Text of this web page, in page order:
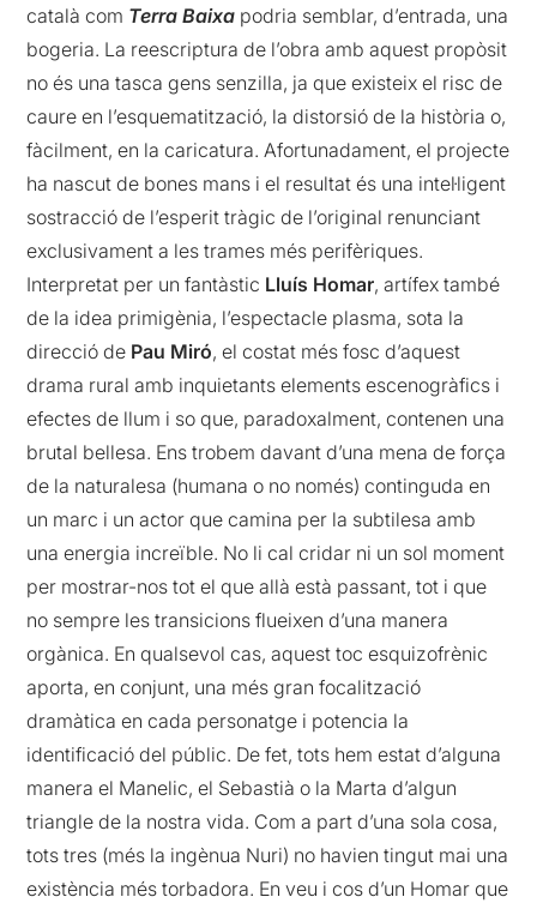
català com Terra Baixa podria semblar, d’entrada, una
bogeria. La reescriptura de l’obra amb aquest propòsit
no és una tasca gens senzilla, ja que existeix el risc de
caure en l’esquematització, la distorsió de la història o,
fàcilment, en la caricatura. Afortunadament, el projecte
ha nascut de bones mans i el resultat és una intel·ligent
sostracció de l’esperit tràgic de l’original renunciant
exclusivament a les trames més perifèriques.
Interpretat per un fantàstic Lluís Homar, artífex també
de la idea primigènia, l’espectacle plasma, sota la
direcció de Pau Miró, el costat més fosc d’aquest
drama rural amb inquietants elements escenogràfics i
efectes de llum i so que, paradoxalment, contenen una
brutal bellesa. Ens trobem davant d’una mena de força
de la naturalesa (humana o no només) continguda en
un marc i un actor que camina per la subtilesa amb
una energia increïble. No li cal cridar ni un sol moment
per mostrar-nos tot el que allà està passant, tot i que
no sempre les transicions flueixen d’una manera
orgànica. En qualsevol cas, aquest toc esquizofrènic
aporta, en conjunt, una més gran focalització
dramàtica en cada personatge i potencia la
identificació del públic. De fet, tots hem estat d’alguna
manera el Manelic, el Sebastià o la Marta d’algun
triangle de la nostra vida. Com a part d’una sola cosa,
tots tres (més la ingènua Nuri) no havien tingut mai una
existència més torbadora. En veu i cos d’un Homar que